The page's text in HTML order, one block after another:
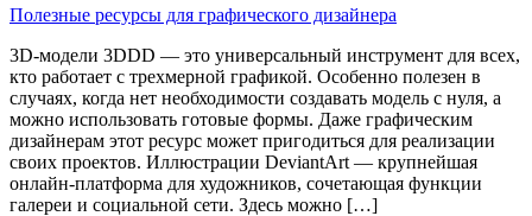
Полезные ресурсы для графического дизайнера
3D-модели 3DDD — это универсальный инструмент для всех,
кто работает с трехмерной графикой. Особенно полезен в
случаях, когда нет необходимости создавать модель с нуля, а
можно использовать готовые формы. Даже графическим
дизайнерам этот ресурс может пригодиться для реализации
своих проектов. Иллюстрации DeviantArt — крупнейшая
онлайн-платформа для художников, сочетающая функции
галереи и социальной сети. Здесь можно […]